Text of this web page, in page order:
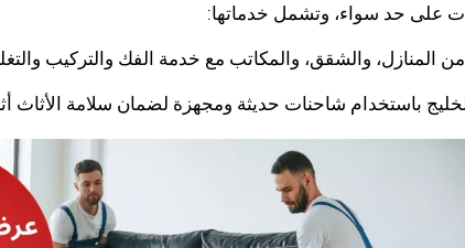
على حد سواء، وتشمل خدماتها:
المنازل، والشقق، والمكاتب مع خدمة الفك والتركيب
باستخدام شاحنات حديثة ومجهزة لضمان سلامة الأثاث